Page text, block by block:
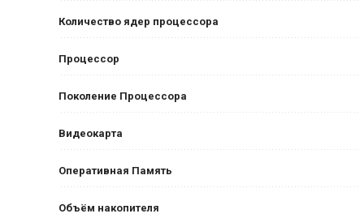
Количество ядер процессора
Процессор
Поколение Процессора
Видеокарта
Оперативная Память
Объём накопителя